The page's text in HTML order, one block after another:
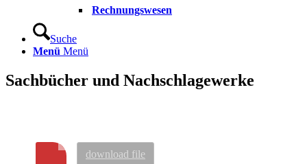
Rechnungswesen
Suche
Menü Menü
Sachbücher und Nachschlagewerke
download file